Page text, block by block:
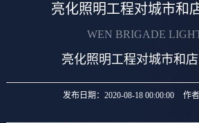
亮化照明工程对城市和
WEN BRIGADE
亮化照明工程对城市和
发布日期：2020-08-18 00:00:00 作